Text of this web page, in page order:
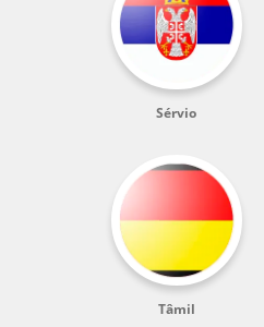
Sérvio
Tâmil